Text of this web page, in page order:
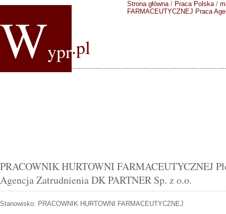
Wypr.pl
Strona główna/ Praca Polska/
FARMACEUTYCZNEJ Praca
PRACOWNIK HURTOWNI FARMACEUTYCZNEJ
Agencja Zatrudnienia DK PARTNER Sp. z o.o.
Stanowisko: PRACOWNIK HURTOWNI FARMACEUTYCZNEJ